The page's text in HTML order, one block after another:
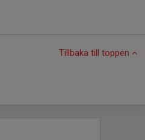
Tillbaka till toppen